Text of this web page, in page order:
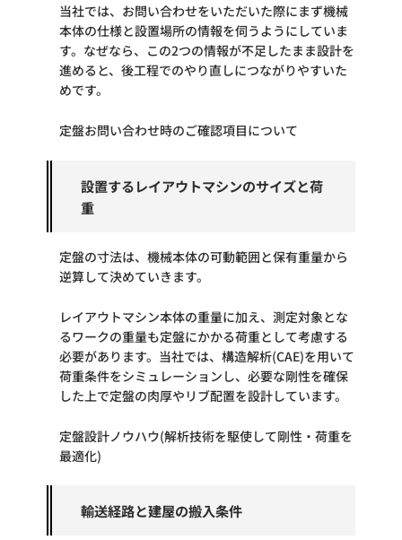
当社では、お問い合わせをいただいた際にまず機械
本体の仕様と設置場所の情報を伺うようにしていま
す。なぜなら、この2つの情報が不足したまま設計を
進めると、後工程でのやり直しにつながりやすいた
めです。
定盤お問い合わせ時のご確認項目について
設置するレイアウトマシンのサイズと荷
重
定盤の寸法は、機械本体の可動範囲と保有重量から
逆算して決めていきます。
レイアウトマシン本体の重量に加え、測定対象とな
るワークの重量も定盤にかかる荷重として考慮する
必要があります。当社では、構造解析(CAE)を用いて
荷重条件をシミュレーションし、必要な剛性を確保
した上で定盤の肉厚やリブ配置を設計しています。
定盤設計ノウハウ(解析技術を駆使して剛性・荷重を
最適化)
輸送経路と建屋の搬入条件